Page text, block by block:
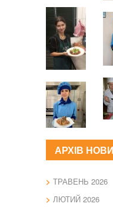
АРХІВ
ТРАВЕНЬ 2026
ЛЮТИЙ 2026